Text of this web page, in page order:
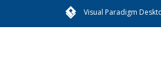
Visual Paradigm